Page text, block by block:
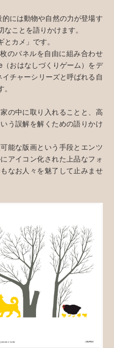
には動物や自然の力が登場す
ことを語りかけます。
カメ」です。
のパネルを自由に組み合わせ
おはなしづくりゲーム）をデ
チャーシリーズと呼ばれる自
の中に取り入れることと、高
う誤解を解くための語りかけ
能な版画という手段とエンツ
アイコン化された上品なフォ
なお人々を魅了して止みませ